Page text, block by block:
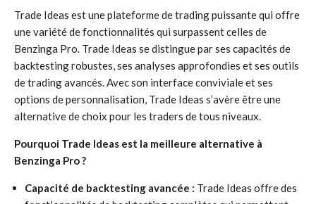
Trade Ideas est une plateforme de trading puissante qui offre
une variété de fonctionnalités qui surpassent celles de
Benzinga Pro. Trade Ideas se distingue par ses capacités de
backtesting robustes, ses analyses approfondies et ses outils
de trading avancés. Avec son interface conviviale et ses
options de personnalisation, Trade Ideas s’avère être une
alternative de choix pour les traders de tous niveaux.
Pourquoi Trade Ideas est la meilleure alternative à
Benzinga Pro ?
Capacité de backtesting avancée : Trade Ideas offre des